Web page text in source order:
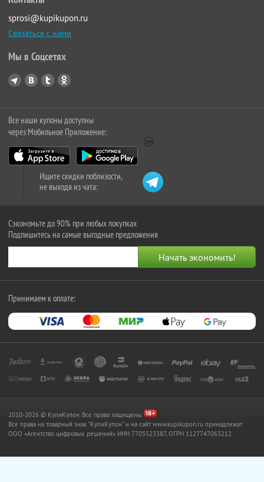
sprosi@kupikupon.ru
Связаться с нами
Мы в Соцсетях
Все наши купоны доступны
через Мобильное Приложение:
Ищите скидки поблизости,
не выходя из чата:
Сэкономьте до 90% при любых покупках
Подпишитесь на самые выгодные предложения
Принимаем к оплате:
2010-2026 © КупиКупон. Все права защищены.
Все права на товарный знак "КупиКупон" и на сайт www.kupikupon.ru принадлежат
OOO «Агентство цифровых решений» ИНН 7705523387, ОГРН 1127747063212